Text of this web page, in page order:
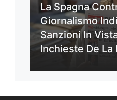
La Spagna
Giornalismo
Sanzioni In
Inchieste De La